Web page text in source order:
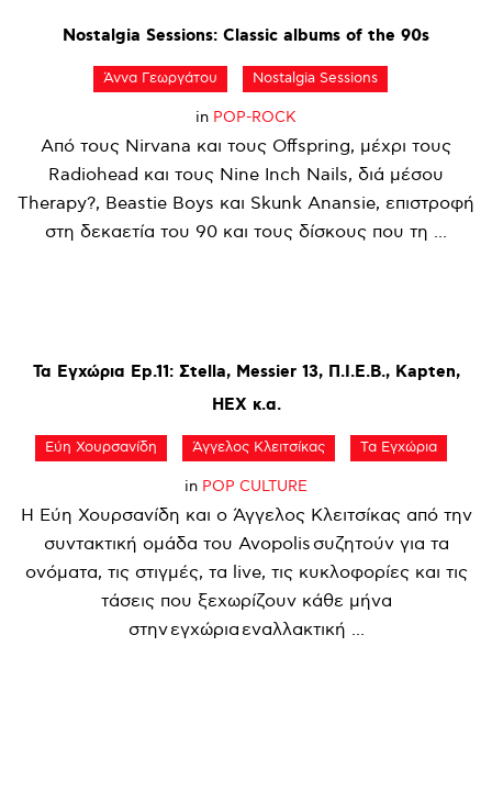
Nostalgia Sessions: Classic albums of the 90s
Άννα Γεωργάτου Nostalgia Sessions
in POP-ROCK
Από τους Nirvana και τους Offspring, μέχρι τους
Radiohead και τους Nine Inch Nails, διά μέσου
Therapy?, Beastie Boys και Skunk Anansie, επιστροφή
στη δεκαετία του 90 και τους δίσκους που τη ...
Τα Εγχώρια Ep.11: Σtella, Messier 13, Π.Ι.Ε.Β., Kapten,
HEX κ.α.
Εύη Χουρσανίδη Άγγελος Κλειτσίκας Τα Εγχώρια
in POP CULTURE
Η Εύη Χουρσανίδη και ο Άγγελος Κλειτσίκας από την
συντακτική ομάδα του Avopolis συζητούν για τα
ονόματα, τις στιγμές, τα live, τις κυκλοφορίες και τις
τάσεις που ξεχωρίζουν κάθε μήνα
στην εγχώρια εναλλακτική ...